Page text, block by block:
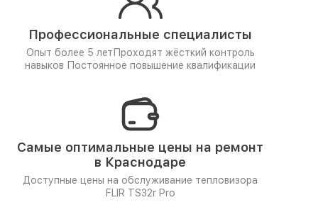
Профессиональные специалисты
Опыт более 5 лет Проходят жёсткий контроль
навыков Постоянное повышение квалификации
Самые оптимальные цены на ремонт
в Краснодаре
Доступные цены на обслуживание тепловизора
FLIR TS32r Pro